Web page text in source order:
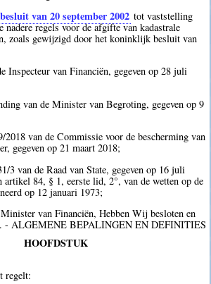
van 20 september 2002 tot vaststelling
nadere regels voor de afgifte van kadastrale
zoals gewijzigd door het koninklijk besluit van
Inspecteur van Financiën, gegeven op 28 juli
van de Minister van Begroting, gegeven op 9
2018 van de Commissie voor de bescherming van
gegeven op 21 maart 2018;
3 van de Raad van State, gegeven op 16 juli
artikel 84, § 1, eerste lid, 2°, van de wetten op de
op 12 januari 1973;
van Financiën, Hebben Wij besloten en
- ALGEMENE BEPALINGEN EN DEFINITIES
HOOFDSTUK
regelt: